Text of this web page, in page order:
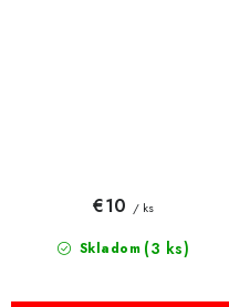
Skladom (3 ks)
€10 / ks